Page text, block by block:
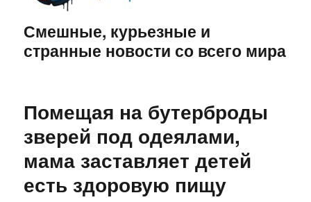
Смешные, курьезные и
странные новости со всего мира
Помещая на бутерброды
зверей под одеялами,
мама заставляет детей
есть здоровую пищу